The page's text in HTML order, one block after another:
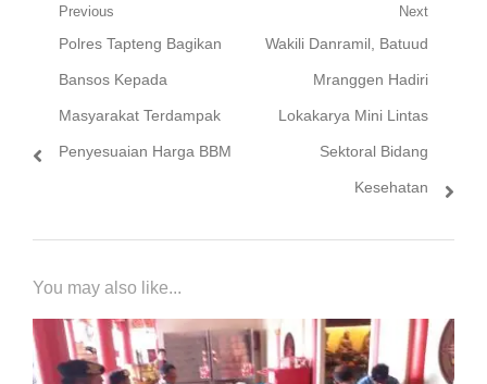
Navigasi
pos
Previous
Previous
post:
Polres Tapteng Bagikan
Bansos Kepada
Masyarakat Terdampak
Penyesuaian Harga BBM
Next
Next
Wakili Danramil, Batuud
Mranggen Hadiri
Lokakarya Mini Lintas
Sektoral Bidang
Kesehatan
You may also like...